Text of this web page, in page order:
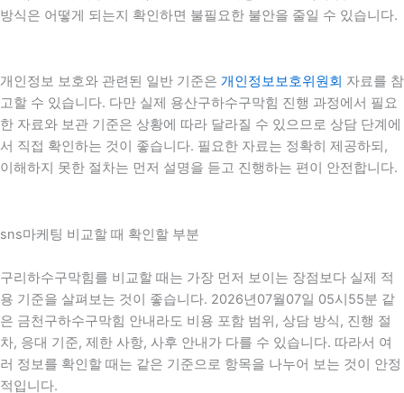
방식은 어떻게 되는지 확인하면 불필요한 불안을 줄일 수 있습니다.
개인정보 보호와 관련된 일반 기준은 개인정보보호위원회 자료를 참
고할 수 있습니다. 다만 실제 용산구하수구막힘 진행 과정에서 필요
한 자료와 보관 기준은 상황에 따라 달라질 수 있으므로 상담 단계에
서 직접 확인하는 것이 좋습니다. 필요한 자료는 정확히 제공하되,
이해하지 못한 절차는 먼저 설명을 듣고 진행하는 편이 안전합니다.
sns마케팅 비교할 때 확인할 부분
구리하수구막힘를 비교할 때는 가장 먼저 보이는 장점보다 실제 적
용 기준을 살펴보는 것이 좋습니다. 2026년07월07일 05시55분 같
은 금천구하수구막힘 안내라도 비용 포함 범위, 상담 방식, 진행 절
차, 응대 기준, 제한 사항, 사후 안내가 다를 수 있습니다. 따라서 여
러 정보를 확인할 때는 같은 기준으로 항목을 나누어 보는 것이 안정
적입니다.